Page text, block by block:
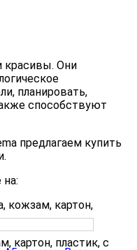
красивы. Они
планировать,
способствуют
предлагаем купить
кожзам, картон,
картон, пластик, с